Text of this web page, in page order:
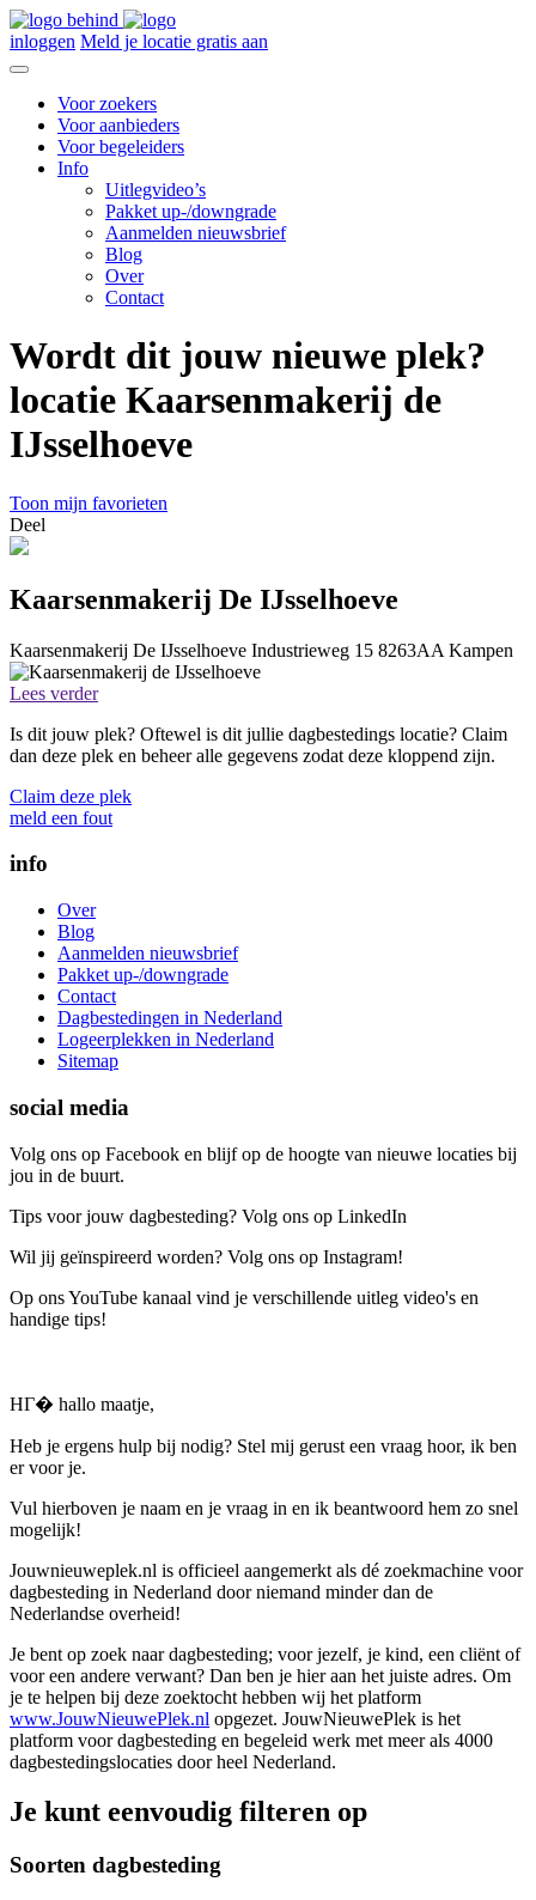
inloggen Meld je locatie gratis aan
Voor zoekers
Voor aanbieders
Voor begeleiders
Info
Uitlegvideo’s
Pakket up-/downgrade
Aanmelden nieuwsbrief
Blog
Over
Contact
Wordt dit jouw nieuwe plek?
locatie Kaarsenmakerij de
IJsselhoeve
Toon mijn favorieten
Deel
Kaarsenmakerij De IJsselhoeve
Kaarsenmakerij De IJsselhoeve Industrieweg 15 8263AA Kampen
Lees verder
Is dit jouw plek? Oftewel is dit jullie dagbestedings locatie? Claim
dan deze plek en beheer alle gegevens zodat deze kloppend zijn.
Claim deze plek
meld een fout
info
Over
Blog
Aanmelden nieuwsbrief
Pakket up-/downgrade
Contact
Dagbestedingen in Nederland
Logeerplekken in Nederland
Sitemap
social media
Volg ons op Facebook en blijf op de hoogte van nieuwe locaties bij
jou in de buurt.
Tips voor jouw dagbesteding? Volg ons op LinkedIn
Wil jij geïnspireerd worden? Volg ons op Instagram!
Op ons YouTube kanaal vind je verschillende uitleg video's en
handige tips!
HГ� hallo maatje,
Heb je ergens hulp bij nodig? Stel mij gerust een vraag hoor, ik ben
er voor je.
Vul hierboven je naam en je vraag in en ik beantwoord hem zo snel
mogelijk!
Jouwnieuweplek.nl is officieel aangemerkt als dé zoekmachine voor
dagbesteding in Nederland door niemand minder dan de
Nederlandse overheid!
Je bent op zoek naar dagbesteding; voor jezelf, je kind, een cliënt of
voor een andere verwant? Dan ben je hier aan het juiste adres. Om
je te helpen bij deze zoektocht hebben wij het platform
www.JouwNieuwePlek.nl opgezet. JouwNieuwePlek is het
platform voor dagbesteding en begeleid werk met meer als 4000
dagbestedingslocaties door heel Nederland.
Je kunt eenvoudig filteren op
Soorten dagbesteding